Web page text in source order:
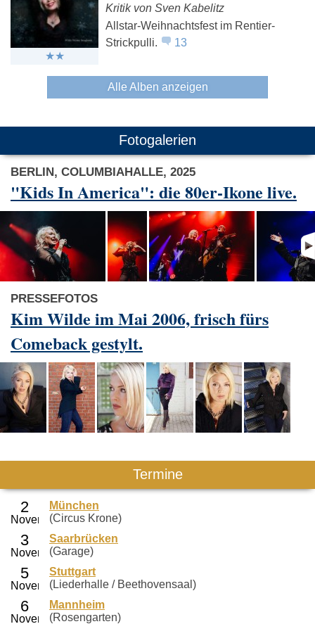
Kritik von Sven Kabelitz
Allstar-Weihnachtsfest im Rentier-
Strickpulli.
13
Alle Alben anzeigen
Fotogalerien
BERLIN, COLUMBIAHALLE, 2025
"Kids In America": die 80er-Ikone live.
PRESSEFOTOS
Kim Wilde im Mai 2006, frisch fürs
Comeback gestylt.
Termine
München
(Circus Krone)
Saarbrücken
(Garage)
Stuttgart
(Liederhalle / Beethovensaal)
Mannheim
(Rosengarten)